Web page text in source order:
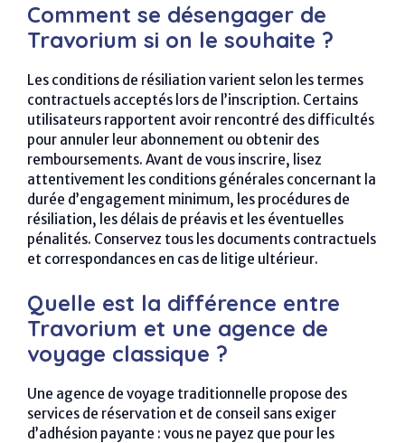
Comment se désengager de
Travorium si on le souhaite ?
Les conditions de résiliation varient selon les termes
contractuels acceptés lors de l’inscription. Certains
utilisateurs rapportent avoir rencontré des difficultés
pour annuler leur abonnement ou obtenir des
remboursements. Avant de vous inscrire, lisez
attentivement les conditions générales concernant la
durée d’engagement minimum, les procédures de
résiliation, les délais de préavis et les éventuelles
pénalités. Conservez tous les documents contractuels
et correspondances en cas de litige ultérieur.
Quelle est la différence entre
Travorium et une agence de
voyage classique ?
Une agence de voyage traditionnelle propose des
services de réservation et de conseil sans exiger
d’adhésion payante : vous ne payez que pour les